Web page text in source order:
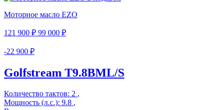
Моторное масло EZO
121 900 ₽ 99 000 ₽
-22 900 ₽
Golfstream Т9.8ВМL/S
Количество тактов: 2 ,
Мощность (л.с.): 9.8 ,